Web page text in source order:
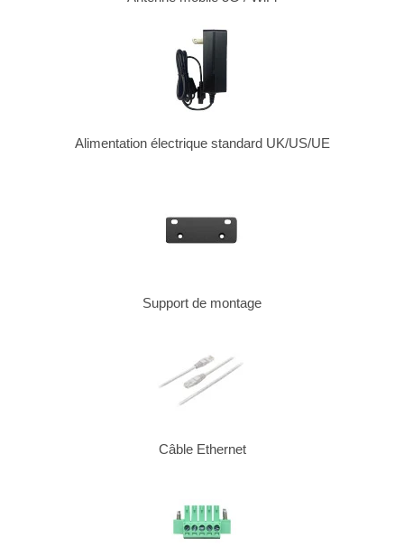
Alimentation électrique standard UK/US/UE
Support de montage
Câble Ethernet